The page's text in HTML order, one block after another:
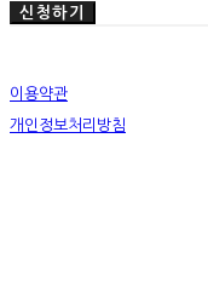
신청하기
이용약관
개인정보처리방침